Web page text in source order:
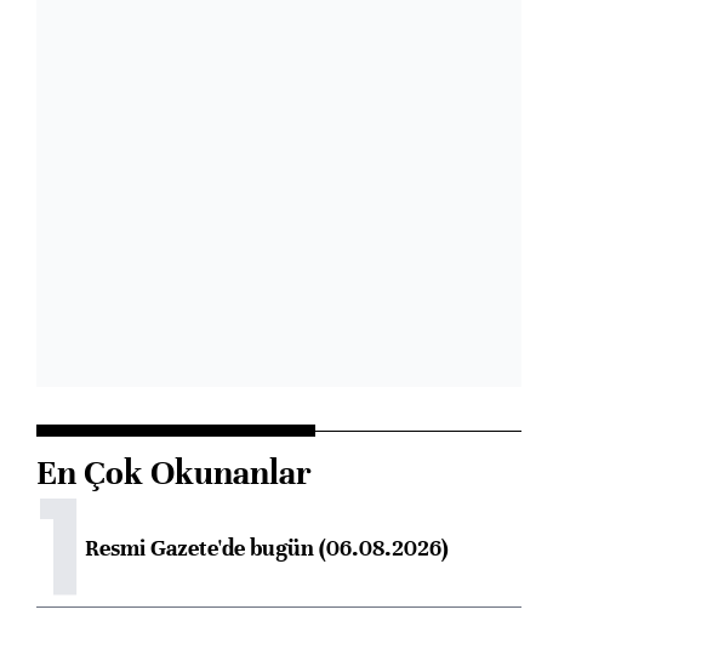
En Çok Okunanlar
1Resmi Gazete'de bugün (06.08.2026)